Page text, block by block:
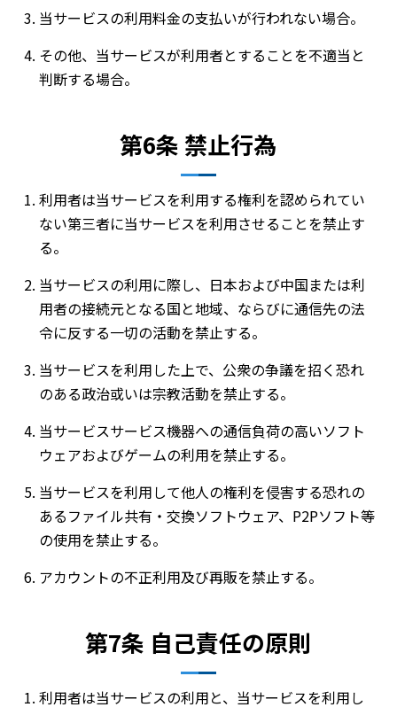
当サービスの利用料金の支払いが行われない場合。
その他、当サービスが利用者とすることを不適当と
判断する場合。
第6条 禁止行為
利用者は当サービスを利用する権利を認められてい
ない第三者に当サービスを利用させることを禁止す
る。
当サービスの利用に際し、日本および中国または利
用者の接続元となる国と地域、ならびに通信先の法
令に反する一切の活動を禁止する。
当サービスを利用した上で、公衆の争議を招く恐れ
のある政治或いは宗教活動を禁止する。
当サービスサービス機器への通信負荷の高いソフト
ウェアおよびゲームの利用を禁止する。
当サービスを利用して他人の権利を侵害する恐れの
あるファイル共有・交換ソフトウェア、P2Pソフト等
の使用を禁止する。
アカウントの不正利用及び再販を禁止する。
第7条 自己責任の原則
利用者は当サービスの利用と、当サービスを利用し